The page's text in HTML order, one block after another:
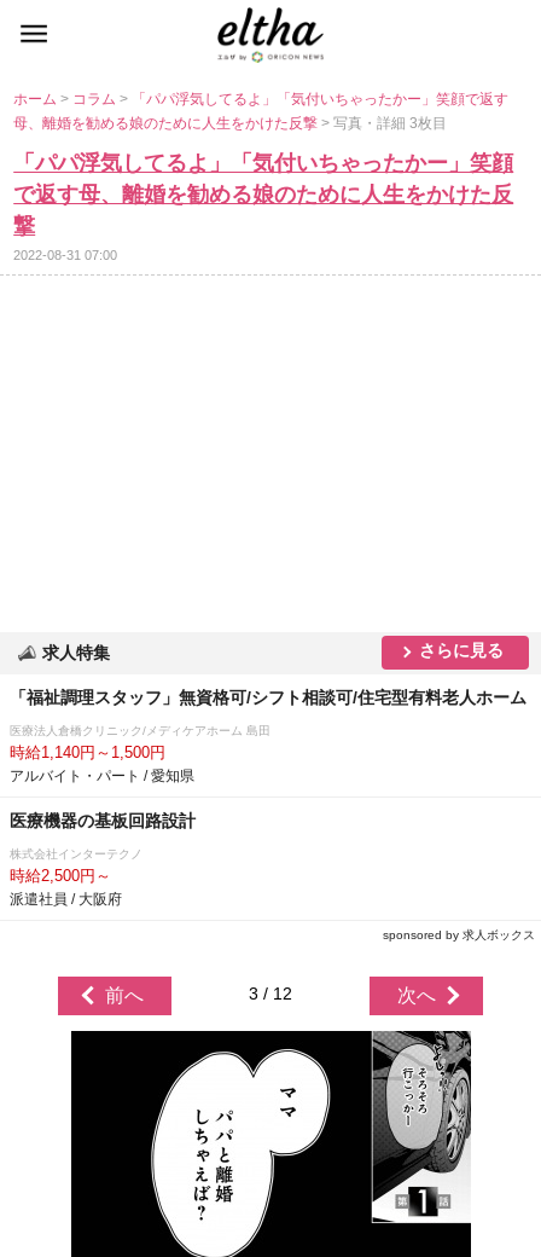
ホーム> コラム>
「パパ浮気してるよ」「気付いちゃったかー」笑顔で返す
母、離婚を勧める娘のために人生をかけた反撃> 写真・詳細 3枚目
「パパ浮気してるよ」「気付いちゃったかー」笑顔
で返す母、離婚を勧める娘のために人生をかけた反
撃
2022-08-31 07:00
求人特集 さらに見る
「福祉調理スタッフ」無資格可/シフト相談可/住宅型有料老人ホーム
医療法人倉橋クリニック/メディケアホーム 島田
時給1,140円～1,500円
アルバイト・パート / 愛知県
医療機器の基板回路設計
株式会社インターテクノ
時給2,500円～
派遣社員 / 大阪府
sponsored by 求人ボックス
前へ 3 / 12 次へ